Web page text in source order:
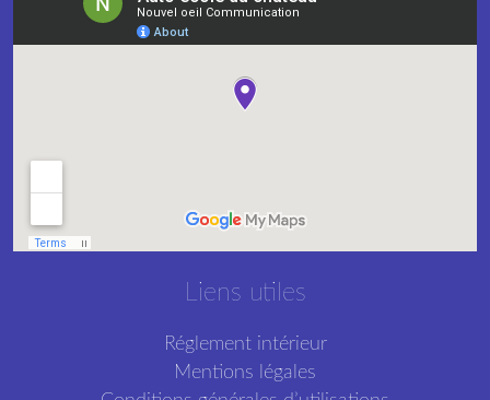
Liens utiles
Réglement intérieur
Mentions légales